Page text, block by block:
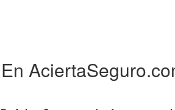
En